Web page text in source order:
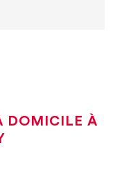
DOMICILE À